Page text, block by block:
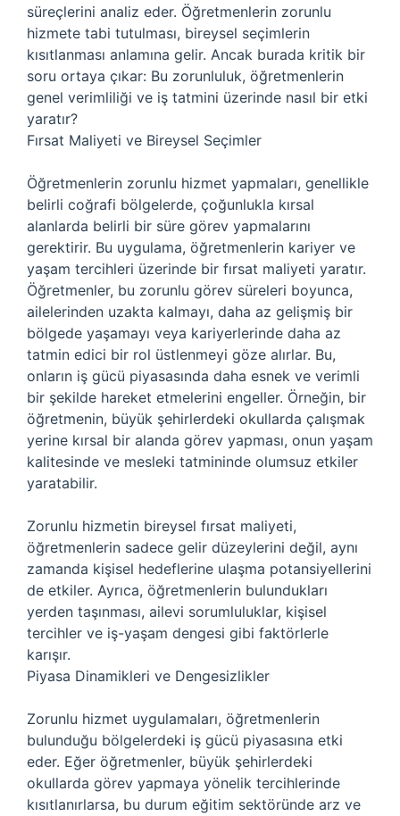
süreçlerini analiz eder. Öğretmenlerin zorunlu
hizmete tabi tutulması, bireysel seçimlerin
kısıtlanması anlamına gelir. Ancak burada kritik bir
soru ortaya çıkar: Bu zorunluluk, öğretmenlerin
genel verimliliği ve iş tatmini üzerinde nasıl bir etki
yaratır?
Fırsat Maliyeti ve Bireysel Seçimler
Öğretmenlerin zorunlu hizmet yapmaları, genellikle
belirli coğrafi bölgelerde, çoğunlukla kırsal
alanlarda belirli bir süre görev yapmalarını
gerektirir. Bu uygulama, öğretmenlerin kariyer ve
yaşam tercihleri üzerinde bir fırsat maliyeti yaratır.
Öğretmenler, bu zorunlu görev süreleri boyunca,
ailelerinden uzakta kalmayı, daha az gelişmiş bir
bölgede yaşamayı veya kariyerlerinde daha az
tatmin edici bir rol üstlenmeyi göze alırlar. Bu,
onların iş gücü piyasasında daha esnek ve verimli
bir şekilde hareket etmelerini engeller. Örneğin, bir
öğretmenin, büyük şehirlerdeki okullarda çalışmak
yerine kırsal bir alanda görev yapması, onun yaşam
kalitesinde ve mesleki tatmininde olumsuz etkiler
yaratabilir.
Zorunlu hizmetin bireysel fırsat maliyeti,
öğretmenlerin sadece gelir düzeylerini değil, aynı
zamanda kişisel hedeflerine ulaşma potansiyellerini
de etkiler. Ayrıca, öğretmenlerin bulundukları
yerden taşınması, ailevi sorumluluklar, kişisel
tercihler ve iş-yaşam dengesi gibi faktörlerle
karışır.
Piyasa Dinamikleri ve Dengesizlikler
Zorunlu hizmet uygulamaları, öğretmenlerin
bulunduğu bölgelerdeki iş gücü piyasasına etki
eder. Eğer öğretmenler, büyük şehirlerdeki
okullarda görev yapmaya yönelik tercihlerinde
kısıtlanırlarsa, bu durum eğitim sektöründe arz ve